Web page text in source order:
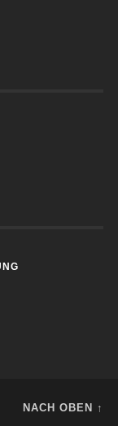
NACH OBEN ↑